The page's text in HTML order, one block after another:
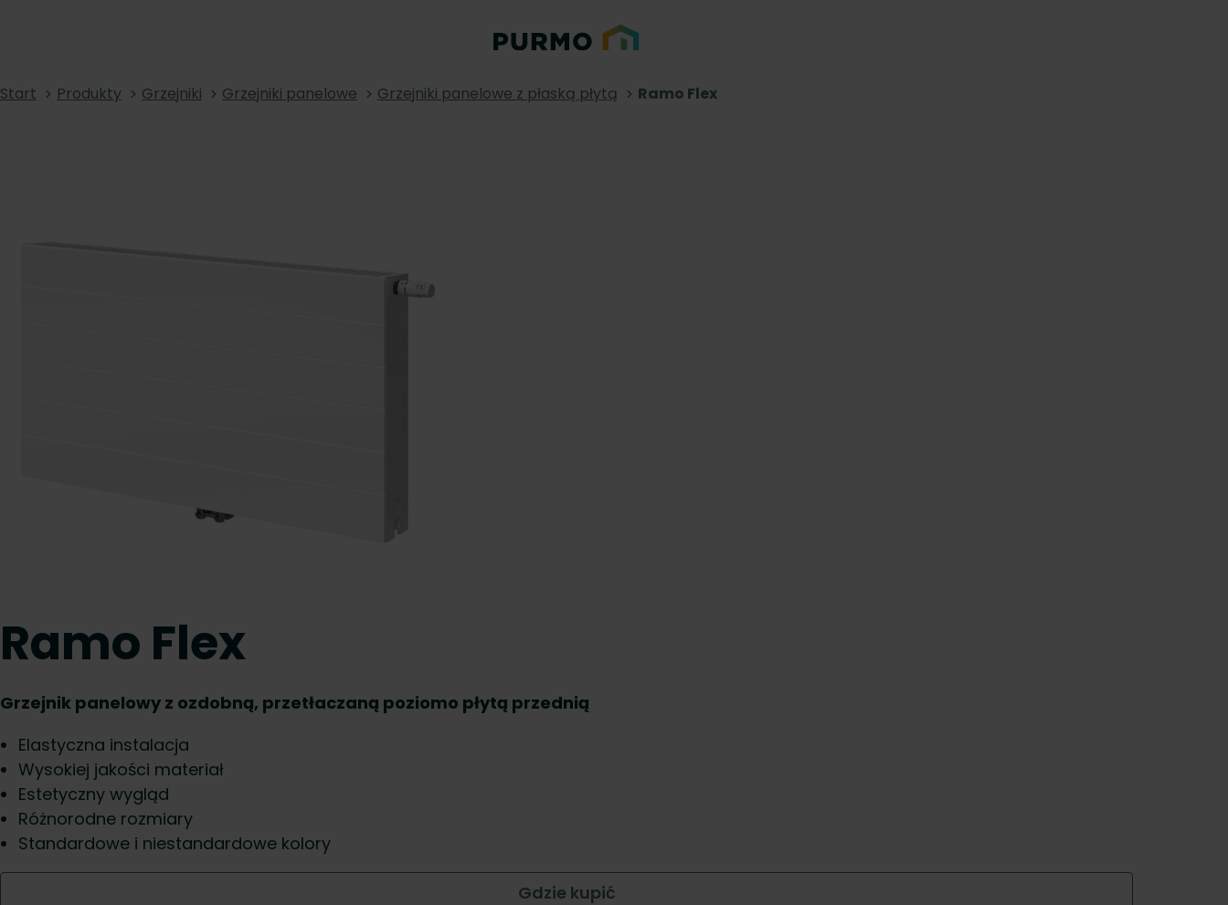
Start Produkty Grzejniki Grzejniki panelowe Grzejniki panelowe z płaską płytą Ramo Flex
Ramo Flex
Grzejnik panelowy z ozdobną, przetłaczaną poziomo płytą przednią
Elastyczna instalacja
Wysokiej jakości materiał
Estetyczny wygląd
Różnorodne rozmiary
Standardowe i niestandardowe kolory
Gdzie kupić